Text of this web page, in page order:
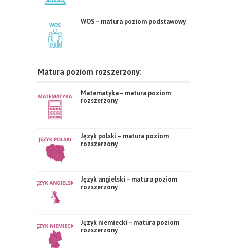
WOS – matura poziom podstawowy
Matura poziom rozszerzony:
Matematyka – matura poziom
rozszerzony
Język polski – matura poziom
rozszerzony
Język angielski – matura poziom
rozszerzony
Język niemiecki – matura poziom
rozszerzony